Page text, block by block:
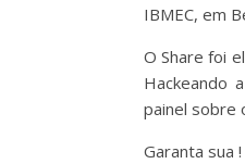
IBMEC, em
O Share foi
Hackeando
painel sobre
Garanta sua !